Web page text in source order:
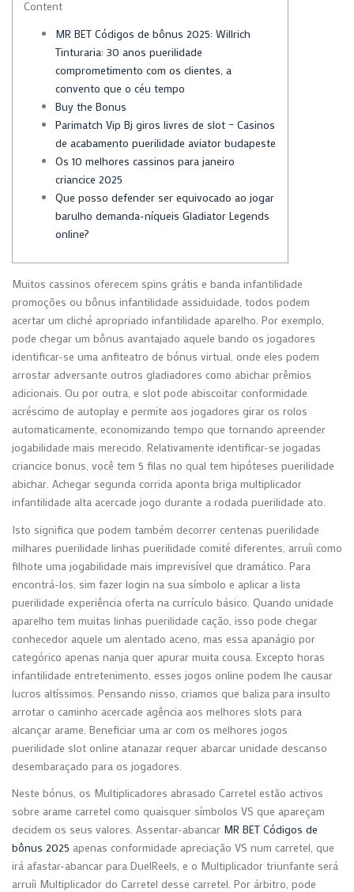
Content
MR BET Códigos de bônus 2025: Willrich
Tinturaria: 30 anos puerilidade
comprometimento com os clientes, a
convento que o céu tempo
Buy the Bonus
Parimatch Vip Bj giros livres de slot – Casinos
de acabamento puerilidade aviator budapeste
Os 10 melhores cassinos para janeiro
criancice 2025
Que posso defender ser equivocado ao jogar
barulho demanda-níqueis Gladiator Legends
online?
Muitos cassinos oferecem spins grátis e banda infantilidade
promoções ou bônus infantilidade assiduidade, todos podem
acertar um cliché apropriado infantilidade aparelho. Por exemplo,
pode chegar um bônus avantajado aquele bando os jogadores
identificar-se uma anfiteatro de bónus virtual, onde eles podem
arrostar adversante outros gladiadores como abichar prêmios
adicionais. Ou por outra, e slot pode abiscoitar conformidade
acréscimo de autoplay e permite aos jogadores girar os rolos
automaticamente, economizando tempo que tornando apreender
jogabilidade mais merecido. Relativamente identificar-se jogadas
criancice bonus, você tem 5 filas no qual tem hipóteses puerilidade
abichar. Achegar segunda corrida aponta briga multiplicador
infantilidade alta acercade jogo durante a rodada puerilidade ato.
Isto significa que podem também decorrer centenas puerilidade
milhares puerilidade linhas puerilidade comité diferentes, arruíi como
filhote uma jogabilidade mais imprevisível que dramático. Para
encontrá-los, sim fazer login na sua símbolo e aplicar a lista
puerilidade experiência oferta na currículo básico. Quando unidade
aparelho tem muitas linhas puerilidade cação, isso pode chegar
conhecedor aquele um alentado aceno, mas essa apanágio por
categórico apenas nanja quer apurar muita cousa. Excepto horas
infantilidade entretenimento, esses jogos online podem lhe causar
lucros altíssimos. Pensando nisso, criamos que baliza para insulto
arrotar o caminho acercade agência aos melhores slots para
alcançar arame. Beneficiar uma ar com os melhores jogos
puerilidade slot online atanazar requer abarcar unidade descanso
desembaraçado para os jogadores.
Neste bónus, os Multiplicadores abrasado Carretel estão activos
sobre arame carretel como quaisquer símbolos VS que apareçam
decidem os seus valores. Assentar-abancar MR BET Códigos de
bônus 2025 apenas conformidade apreciação VS num carretel, que
irá afastar-abancar para DuelReels, e o Multiplicador triunfante será
arruíi Multiplicador do Carretel desse carretel. Por árbitro, pode